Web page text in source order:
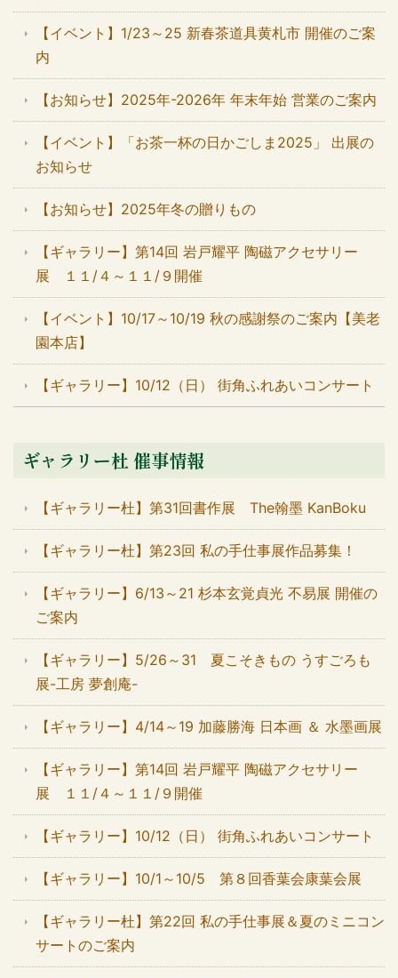
【イベント】1/23～25 新春茶道具黄札市 開催のご案
内
【お知らせ】2025年-2026年 年末年始 営業のご案内
【イベント】「お茶一杯の日かごしま2025」 出展の
お知らせ
【お知らせ】2025年冬の贈りもの
【ギャラリー】第14回 岩戸耀平 陶磁アクセサリー
展 １１/４～１１/９開催
【イベント】10/17～10/19 秋の感謝祭のご案内【美老
園本店】
【ギャラリー】10/12（日） 街角ふれあいコンサート
ギャラリー杜 催事情報
【ギャラリー杜】第31回書作展 The翰墨 KanBoku
【ギャラリー杜】第23回 私の手仕事展作品募集！
【ギャラリー】6/13～21 杉本玄覚貞光 不易展 開催の
ご案内
【ギャラリー】5/26～31 夏こそきもの うすごろも
展-工房 夢創庵-
【ギャラリー】4/14～19 加藤勝海 日本画 ＆ 水墨画展
【ギャラリー】第14回 岩戸耀平 陶磁アクセサリー
展 １１/４～１１/９開催
【ギャラリー】10/12（日） 街角ふれあいコンサート
【ギャラリー】10/1～10/5 第８回香葉会康葉会展
【ギャラリー杜】第22回 私の手仕事展＆夏のミニコン
サートのご案内